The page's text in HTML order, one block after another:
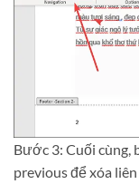
Bước 3: Cuối cùng,
previous để xóa